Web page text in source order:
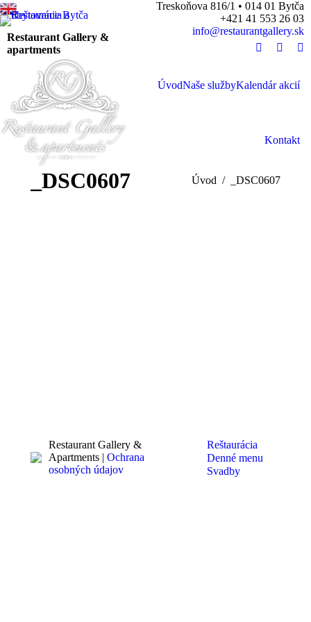
Restaurant Gallery &
apartments
Treskoňova 816/1 • 014 01 Bytča
+421 41 553 26 03
info@restaurantgallery.sk
Facebook
Twitter
ÚvodNaše službyKalendár akcií
Kontakt
_DSC0607 You are here:
Úvod _DSC0607
Restaurant Gallery &
Apartments | Ochrana
osobných údajov
Reštaurácia
Denné menu
Svadby